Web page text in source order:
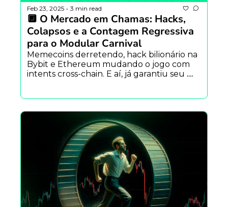
Feb 23, 2025 • 3 min read
🔲 O Mercado em Chamas: Hacks,
Colapsos e a Contagem Regressiva
para o Modular Carnival
Memecoins derretendo, hack bilionário na
Bybit e Ethereum mudando o jogo com
intents cross-chain. E aí, já garantiu seu